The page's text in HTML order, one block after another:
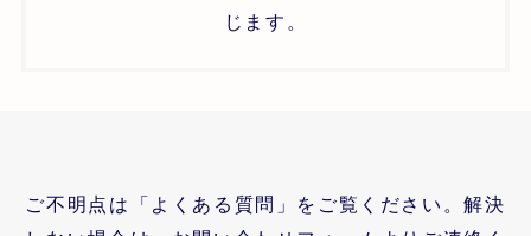
じます。
ご不明点は「よくある質問」をご覧ください。解決